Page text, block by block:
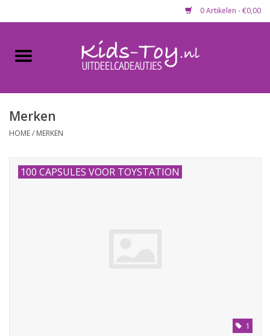
0 Artikelen - €0,00
Home
Gevulde capsules & mixen
Maandaanbieding
Merken
HOME/ MERKEN
100 CAPSULES VOOR TOYSTATION
1